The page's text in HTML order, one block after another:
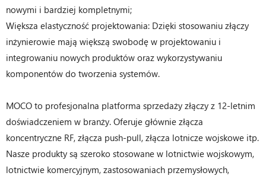
nowymi i bardziej kompletnymi;
Większa elastyczność projektowania: Dzięki stosowaniu złączy
inżynierowie mają większą swobodę w projektowaniu i
integrowaniu nowych produktów oraz wykorzystywaniu
komponentów do tworzenia systemów.
MOCO to profesjonalna platforma sprzedaży złączy z 12-letnim
doświadczeniem w branży. Oferuje głównie złącza
koncentryczne RF, złącza push-pull, złącza lotnicze wojskowe itp.
Nasze produkty są szeroko stosowane w lotnictwie wojskowym,
lotnictwie komercyjnym, zastosowaniach przemysłowych,